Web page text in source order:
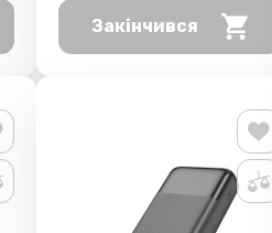
Закінчився